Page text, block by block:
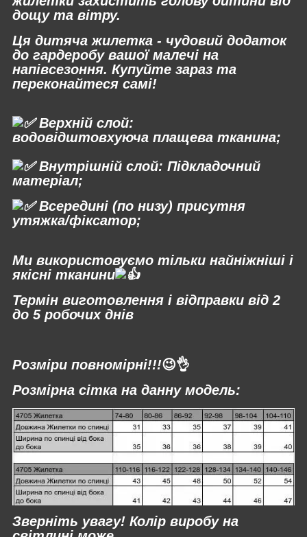
дощу та вітру.
Ця дитяча жилетка - чудовий додаток
до гардеробу вашої малечі на
напівсезоння. Купуйте зараз та
переконайтеся самі!
Верхній слой:
водовідштовхуюча плащева тканина;
Внутрішній слой: Підкладочний
матеріал;
Всередині (по низу) присутня
утяжка/фіксатор;
Ми використовуємо тільки найніжніші і
якісні тканини
Термін виготовлення і відправки від 2
до 5 робочих днів
Розміри повномірні!!!😉👌
Розмірна сітка на данну модель:
Зверніть увагу! Колір виробу на